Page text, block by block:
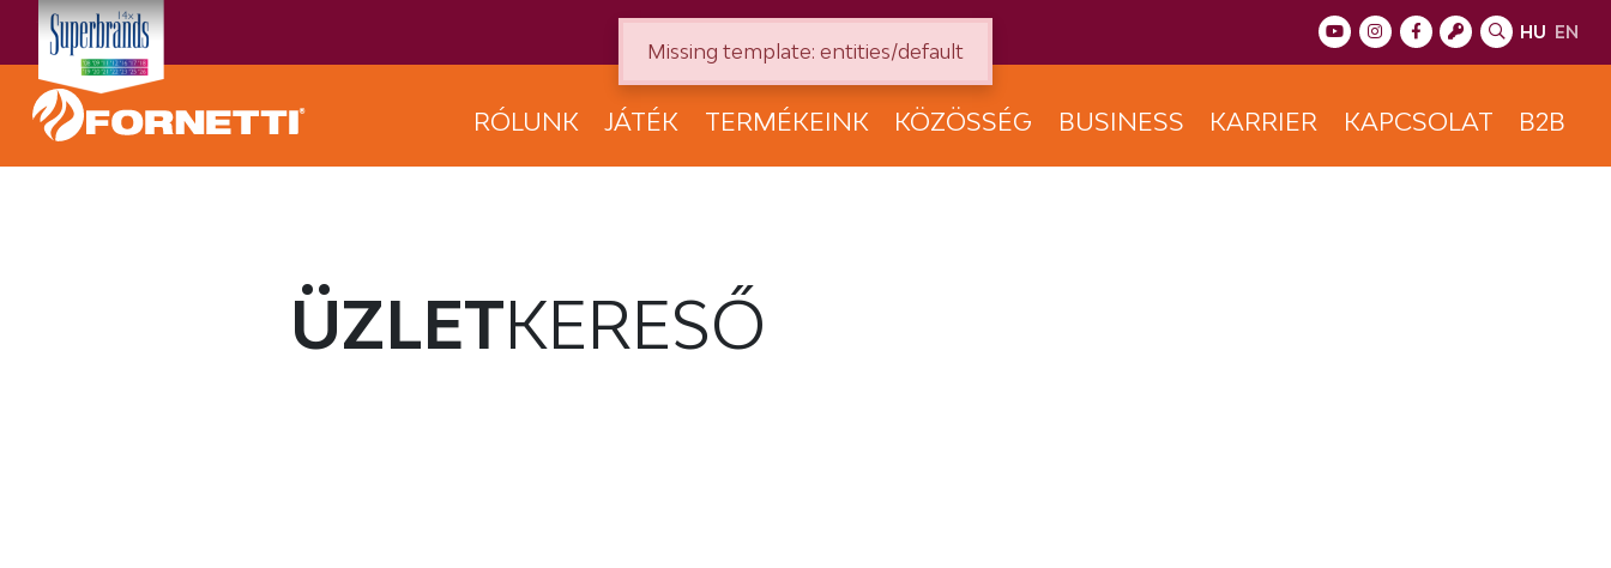
HU EN
RÓLUNK JÁTÉK TERMÉKEINK KÖZÖSSÉG BUSINESS KARRIER KAPCSOLAT B2B
ÜZLETKERESŐ
Missing template: entities/default